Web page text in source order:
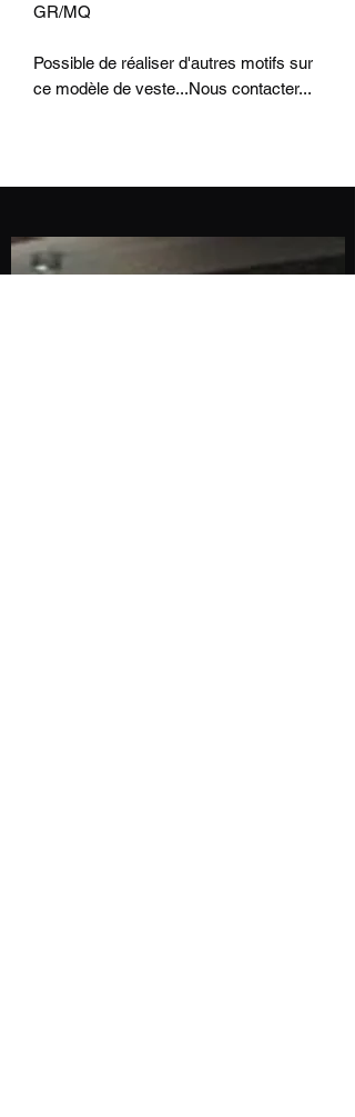
GR/MQ
Possible de réaliser d'autres motifs sur
ce modèle de veste...Nous contacter...